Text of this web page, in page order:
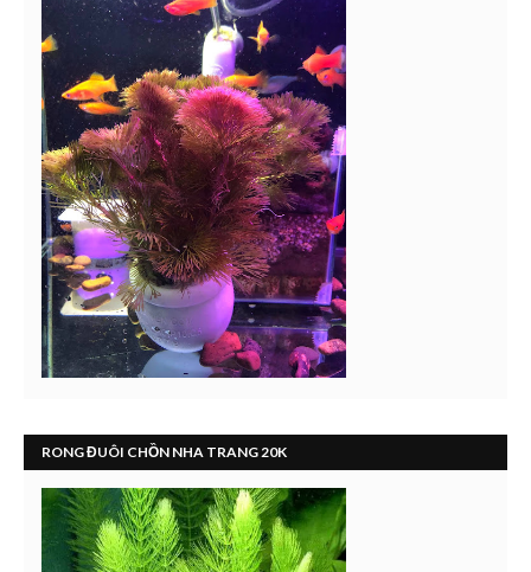
RONG ĐUÔI CHỒN NHA TRANG 20K